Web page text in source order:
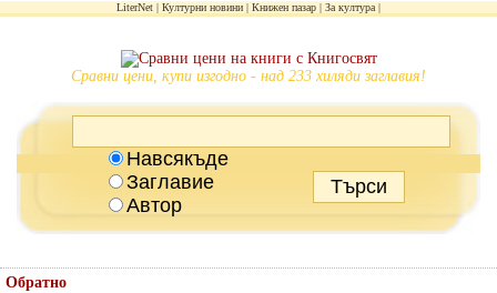
LiterNet Културни новини Книжен пазар За култура
Сравни цени, купи изгодно - над 233 хиляди заглавия!
Навсякъде
Заглавие
Автор
Обратно